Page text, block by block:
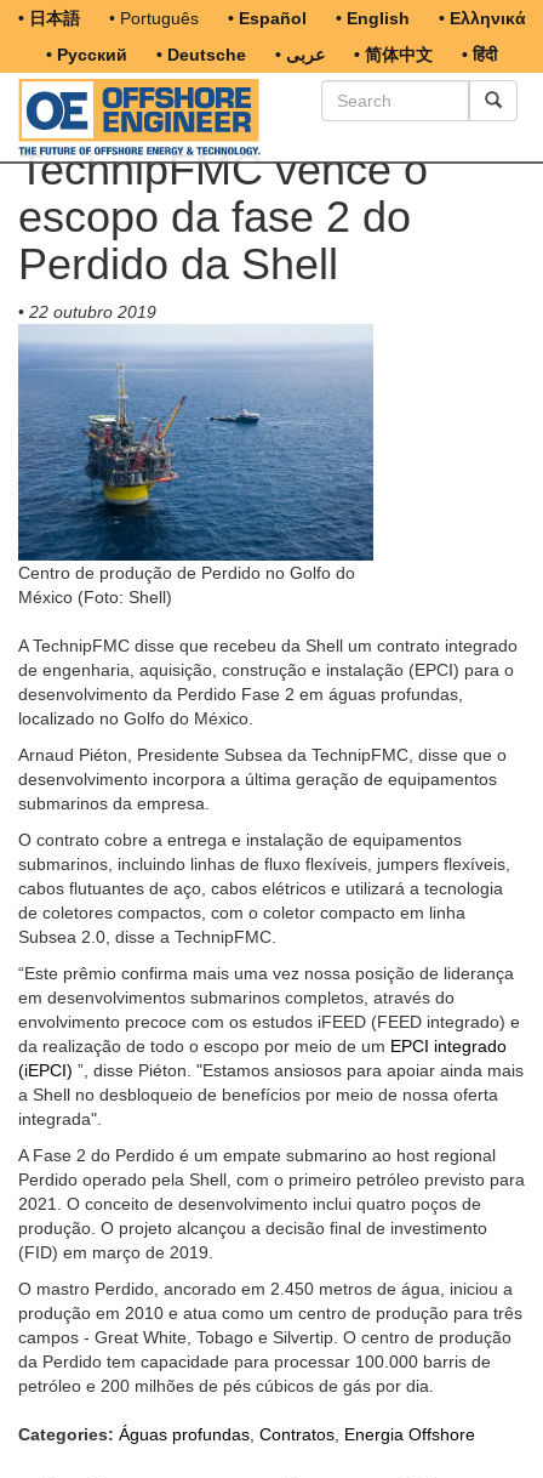
• 日本語 • Português • Español • English
• Ελληνικά
• Русский
• Deutsche • عربى • 简体中文 • हिंदी
TechnipFMC vence o
escopo da fase 2 do
Perdido da Shell
• 22 outubro 2019
Centro de produção de Perdido no Golfo do
México (Foto: Shell)
A TechnipFMC disse que recebeu da Shell um contrato integrado
de engenharia, aquisição, construção e instalação (EPCI) para o
desenvolvimento da Perdido Fase 2 em águas profundas,
localizado no Golfo do México.
Arnaud Piéton, Presidente Subsea da TechnipFMC, disse que o
desenvolvimento incorpora a última geração de equipamentos
submarinos da empresa.
O contrato cobre a entrega e instalação de equipamentos
submarinos, incluindo linhas de fluxo flexíveis, jumpers flexíveis,
cabos flutuantes de aço, cabos elétricos e utilizará a tecnologia
de coletores compactos, com o coletor compacto em linha
Subsea 2.0, disse a TechnipFMC.
“Este prêmio confirma mais uma vez nossa posição de liderança
em desenvolvimentos submarinos completos, através do
envolvimento precoce com os estudos iFEED (FEED integrado) e
da realização de todo o escopo por meio de um EPCI integrado
(iEPCI) ”, disse Piéton. "Estamos ansiosos para apoiar ainda mais
a Shell no desbloqueio de benefícios por meio de nossa oferta
integrada".
A Fase 2 do Perdido é um empate submarino ao host regional
Perdido operado pela Shell, com o primeiro petróleo previsto para
2021. O conceito de desenvolvimento inclui quatro poços de
produção. O projeto alcançou a decisão final de investimento
(FID) em março de 2019.
O mastro Perdido, ancorado em 2.450 metros de água, iniciou a
produção em 2010 e atua como um centro de produção para três
campos - Great White, Tobago e Silvertip. O centro de produção
da Perdido tem capacidade para processar 100.000 barris de
petróleo e 200 milhões de pés cúbicos de gás por dia.
Categories: Águas profundas Contratos Energia Offshore